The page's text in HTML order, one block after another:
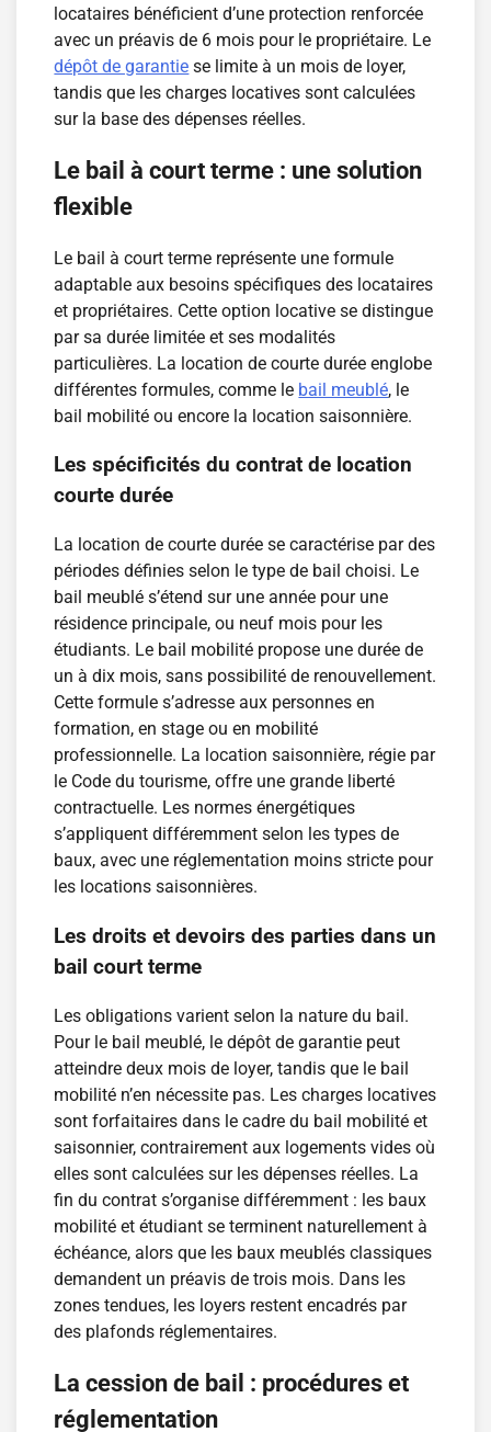
locataires bénéficient d’une protection renforcée
avec un préavis de 6 mois pour le propriétaire. Le
dépôt de garantie se limite à un mois de loyer,
tandis que les charges locatives sont calculées
sur la base des dépenses réelles.
Le bail à court terme : une solution
flexible
Le bail à court terme représente une formule
adaptable aux besoins spécifiques des locataires
et propriétaires. Cette option locative se distingue
par sa durée limitée et ses modalités
particulières. La location de courte durée englobe
différentes formules, comme le bail meublé, le
bail mobilité ou encore la location saisonnière.
Les spécificités du contrat de location
courte durée
La location de courte durée se caractérise par des
périodes définies selon le type de bail choisi. Le
bail meublé s’étend sur une année pour une
résidence principale, ou neuf mois pour les
étudiants. Le bail mobilité propose une durée de
un à dix mois, sans possibilité de renouvellement.
Cette formule s’adresse aux personnes en
formation, en stage ou en mobilité
professionnelle. La location saisonnière, régie par
le Code du tourisme, offre une grande liberté
contractuelle. Les normes énergétiques
s’appliquent différemment selon les types de
baux, avec une réglementation moins stricte pour
les locations saisonnières.
Les droits et devoirs des parties dans un
bail court terme
Les obligations varient selon la nature du bail.
Pour le bail meublé, le dépôt de garantie peut
atteindre deux mois de loyer, tandis que le bail
mobilité n’en nécessite pas. Les charges locatives
sont forfaitaires dans le cadre du bail mobilité et
saisonnier, contrairement aux logements vides où
elles sont calculées sur les dépenses réelles. La
fin du contrat s’organise différemment : les baux
mobilité et étudiant se terminent naturellement à
échéance, alors que les baux meublés classiques
demandent un préavis de trois mois. Dans les
zones tendues, les loyers restent encadrés par
des plafonds réglementaires.
La cession de bail : procédures et
réglementation